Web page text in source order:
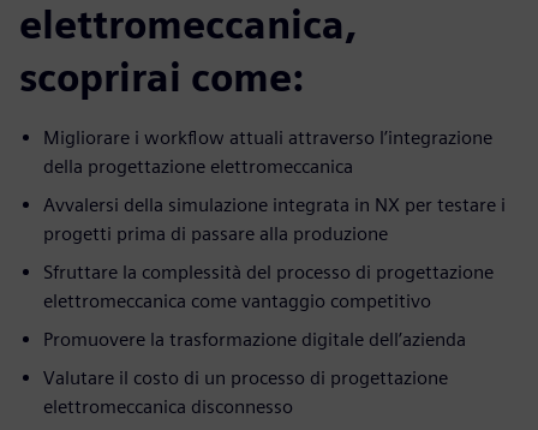
elettromeccanica,
scoprirai come:
Migliorare i workflow attuali attraverso l’integrazione
della progettazione elettromeccanica
Avvalersi della simulazione integrata in NX per testare i
progetti prima di passare alla produzione
Sfruttare la complessità del processo di progettazione
elettromeccanica come vantaggio competitivo
Promuovere la trasformazione digitale dell’azienda
Valutare il costo di un processo di progettazione
elettromeccanica disconnesso